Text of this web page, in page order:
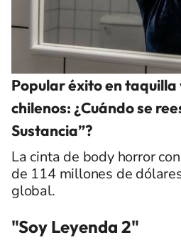
Popular éxito en taquilla
chilenos: ¿Cuándo se
Sustancia”?
La cinta de body horror
de 114 millones de
global.
"Soy Leyenda 2"